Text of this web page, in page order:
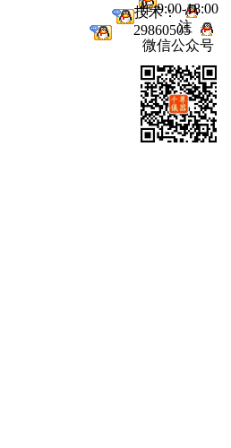
作:9:00-18:00
技术：
29860505
注
微信公众号